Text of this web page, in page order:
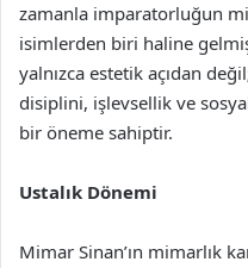
zamanla imparatorluğun
isimlerden biri haline
yalnızca estetik açıdan
disiplini, işlevsellik ve
bir öneme sahiptir.
Ustalık Dönemi
Mimar Sinan’ın mimarlık